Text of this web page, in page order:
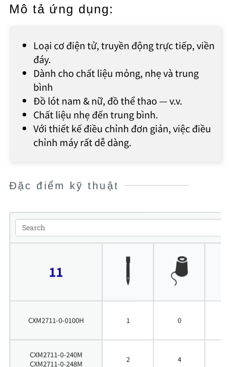
Mô tả ứng dụng:
Loại cơ điện tử, truyền động trực tiếp, viền
đáy.
Dành cho chất liệu mỏng, nhẹ và trung
bình
Đồ lót nam & nữ, đồ thể thao — v.v.
Chất liệu nhẹ đến trung bình.
Với thiết kế điều chỉnh đơn giản, việc điều
chỉnh máy rất dễ dàng.
Đặc điểm kỹ thuật
11
CXM2711-0-0100H 1 0
CXM2711-0-240M
CXM2711-0-248M
2 4